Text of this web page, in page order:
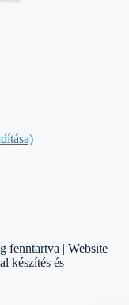
fenntartva | Website
készítés és